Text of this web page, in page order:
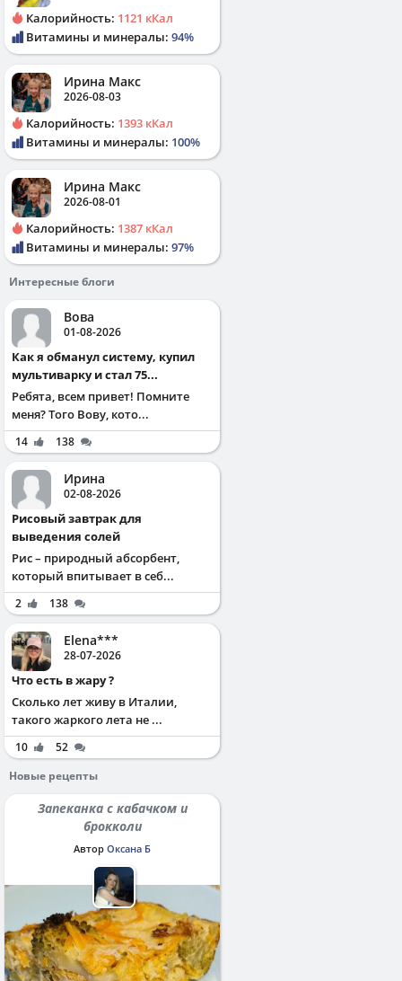
Калорийность: 1121 кКал
Витамины и минералы: 94%
Ирина Макс
2026-08-03
Калорийность: 1393 кКал
Витамины и минералы: 100%
Ирина Макс
2026-08-01
Калорийность: 1387 кКал
Витамины и минералы: 97%
Интересные блоги
Вова
01-08-2026
Как я обманул систему, купил
мультиварку и стал 75...
Ребята, всем привет! Помните
меня? Того Вову, кото...
14 138
Ирина
02-08-2026
Рисовый завтрак для
выведения солей
Рис – природный абсорбент,
который впитывает в себ...
2 138
Elena***
28-07-2026
Что есть в жару ?
Сколько лет живу в Италии,
такого жаркого лета не ...
10
52
Новые рецепты
Запеканка с кабачком и
брокколи
Автор Оксана Б